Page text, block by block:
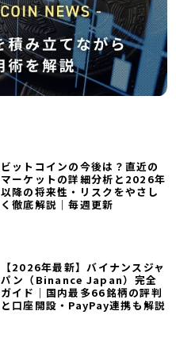
ビットコインの今後は？直近の
マーケットの詳細分析と2026年
以降の将来性・リスクをやさし
く徹底解説｜毎週更新
【2026年最新】バイナンスジャ
パン（Binance Japan）完全
ガイド｜国内最多66銘柄の評判
と口座開設・PayPay連携も解説